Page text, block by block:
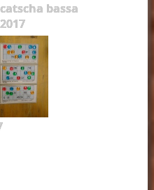
catscha bassa
2017